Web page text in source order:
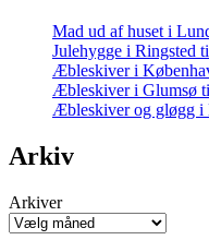
Mad ud af huset i
Julehygge i Ringsted
Æbleskiver i
Æbleskiver i Glumsø
Æbleskiver og gløgg i
Arkiv
Arkiver